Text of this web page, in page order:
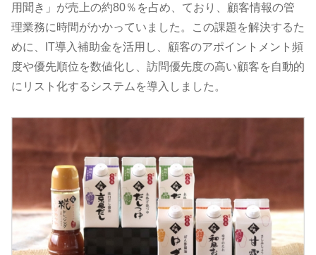
用聞き」が売上の約80％を占め、ており、顧客情報の管
理業務に時間がかかっていました。この課題を解決するた
めに、IT導入補助金を活用し、顧客のアポイントメント頻
度や優先順位を数値化し、訪問優先度の高い顧客を自動的
にリスト化するシステムを導入しました。